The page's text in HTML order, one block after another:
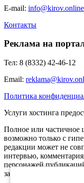
E-mail: info@kirov.online
Контакты
Реклама на
Тел: 8 (8332) 42-46-12
Email:
Политика
Услуги хостинга
Полное или частичное
возможно только с
редакции может не
интервью,
персонажей
за текст комментариев